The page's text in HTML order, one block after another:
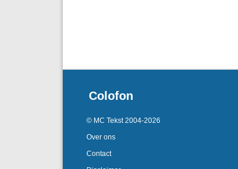
Colofon
© MC Tekst 2004-2026
Over ons
Contact